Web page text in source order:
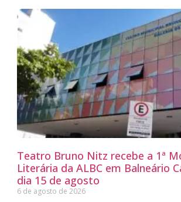
Teatro Bruno Nitz recebe a 1ª
Literária da ALBC em Balneário
dia 15 de agosto
6 de agosto de 2026